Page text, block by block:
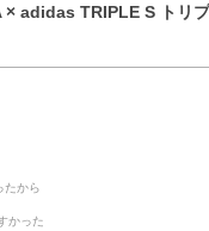
adidas TRIPLE S トリ
たから
かった